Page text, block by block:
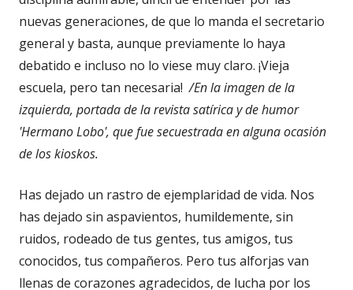
nuevas generaciones, de que lo manda el secretario
general y basta, aunque previamente lo haya
debatido e incluso no lo viese muy claro. ¡Vieja
escuela, pero tan necesaria!/En la imagen de la
izquierda, portada de la revista satírica y de humor
'Hermano Lobo', que fue secuestrada en alguna ocasión
de los kioskos.
Has dejado un rastro de ejemplaridad de vida. Nos
has dejado sin aspavientos, humildemente, sin
ruidos, rodeado de tus gentes, tus amigos, tus
conocidos, tus compañeros. Pero tus alforjas van
llenas de corazones agradecidos, de lucha por los